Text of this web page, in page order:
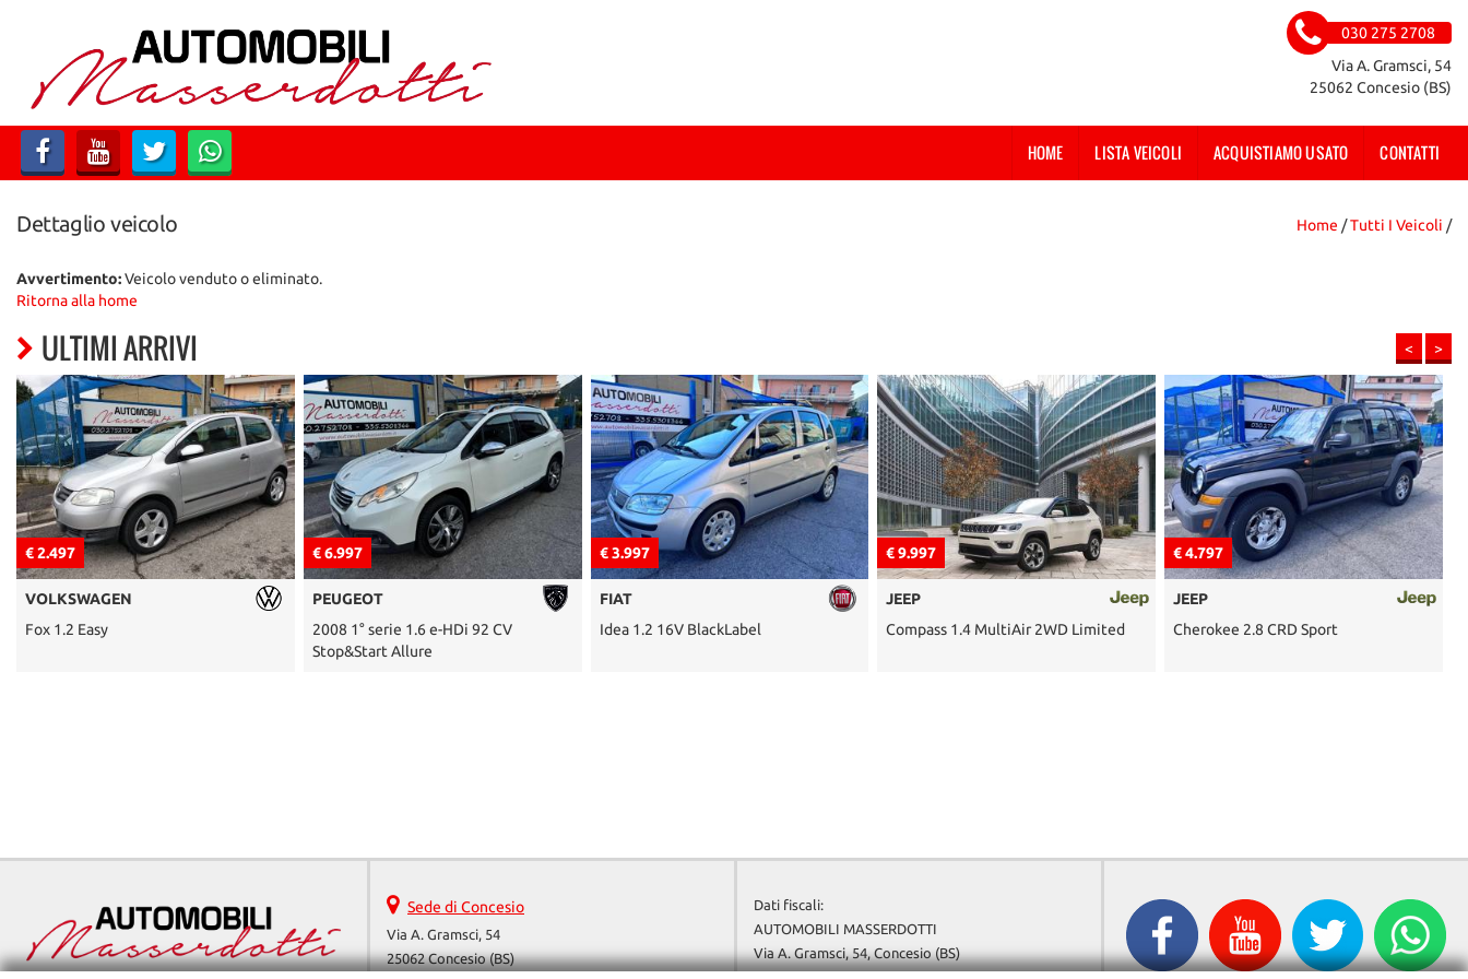
LISTA VEICOLI
ACQUISTIAMO USATO
CONTATTI
030 275 2708
Via A. Gramsci, 54
25062 Concesio (BS)
HOME LISTA VEICOLI ACQUISTIAMO USATO CONTATTI
Dettaglio veicolo Home /Tutti I Veicoli /
Avvertimento:Veicolo venduto o eliminato.
Ritorna alla home
ULTIMI ARRIVI < >
€ 6.997
PEUGEOT
2008 1° serie 1.6 e-HDi 92 CV
€ 3.997
FIAT
Idea 1.2 16V BlackLabel
€ 9.997
JEEP
Compass 1.4 MultiAir 2WD Limited
€ 4.797
JEEP
Cherokee 2.8 CRD Sport
€ 16.797
PORSCHE
Cayenne 3.0 Diesel SOLO TAGLIANDI
Sede di Concesio
Via A. Gramsci, 54
25062 Concesio (BS)
Dati fiscali:
AUTOMOBILI MASSERDOTTI
Via A. Gramsci, 54, Concesio (BS)